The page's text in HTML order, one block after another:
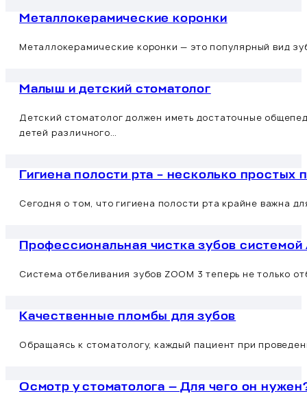
Металлокерамические коронки
Металлокерамические коронки — это популярный вид
Малыш и детский стоматолог
Детский стоматолог должен иметь достаточные
детей различного…
Гигиена полости рта – несколько простых
Сегодня о том, что гигиена полости рта крайне важна
Профессиональная чистка зубов системой
Система отбеливания зубов ZOOM 3 теперь не только
Качественные пломбы для зубов
Обращаясь к стоматологу, каждый пациент при
Осмотр у стоматолога — Для чего он